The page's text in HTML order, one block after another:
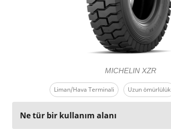
MICHELIN XZR
Liman/Hava Terminali Uzun ömürlülük
Ne tür bir kullanım alanı